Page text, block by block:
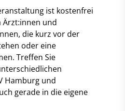
ist kostenfrei
Ärzt:innen und
die kurz vor der
oder eine
Treffen Sie
Hamburg und
gerade in die eigene